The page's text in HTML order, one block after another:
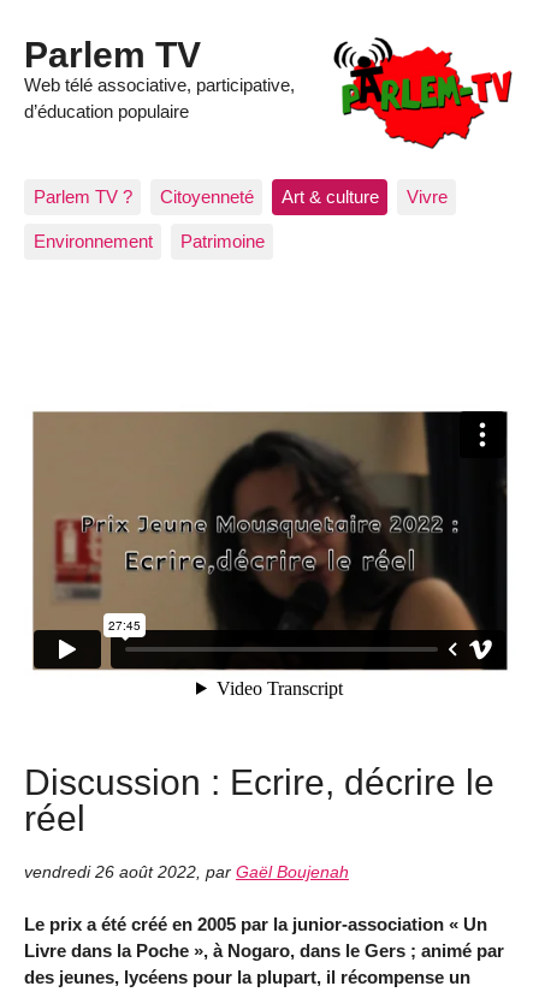
Parlem TV
Web télé associative, participative,
d’éducation populaire
Parlem TV ? Citoyenneté Art & culture Vivre
Environnement Patrimoine
Discussion : Ecrire, décrire le
réel
vendredi 26 août 2022 par Gaël Boujenah
Le prix a été créé en 2005 par la junior-association « Un
Livre dans la Poche », à Nogaro, dans le Gers ; animé par
des jeunes, lycéens pour la plupart, il récompense un